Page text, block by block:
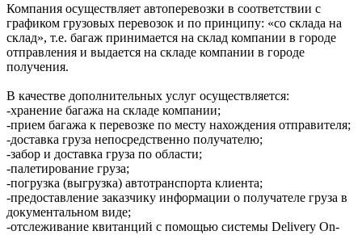
Компания осуществляет автоперевозки в соответствии с
графиком грузовых перевозок и по принципу: «со склада на
склад», т.е. багаж принимается на склад компании в городе
отправления и выдается на складе компании в городе
получения.
В качестве дополнительных услуг осуществляется:
-хранение багажа на складе компании;
-прием багажа к перевозке по месту нахождения отправителя;
-доставка груза непосредственно получателю;
-забор и доставка груза по области;
-палетирование груза;
-погрузка (выгрузка) автотранспорта клиента;
-предоставление заказчику информации о получателе груза в
документальном виде;
-отслеживание квитанций с помощью системы Delivery On-